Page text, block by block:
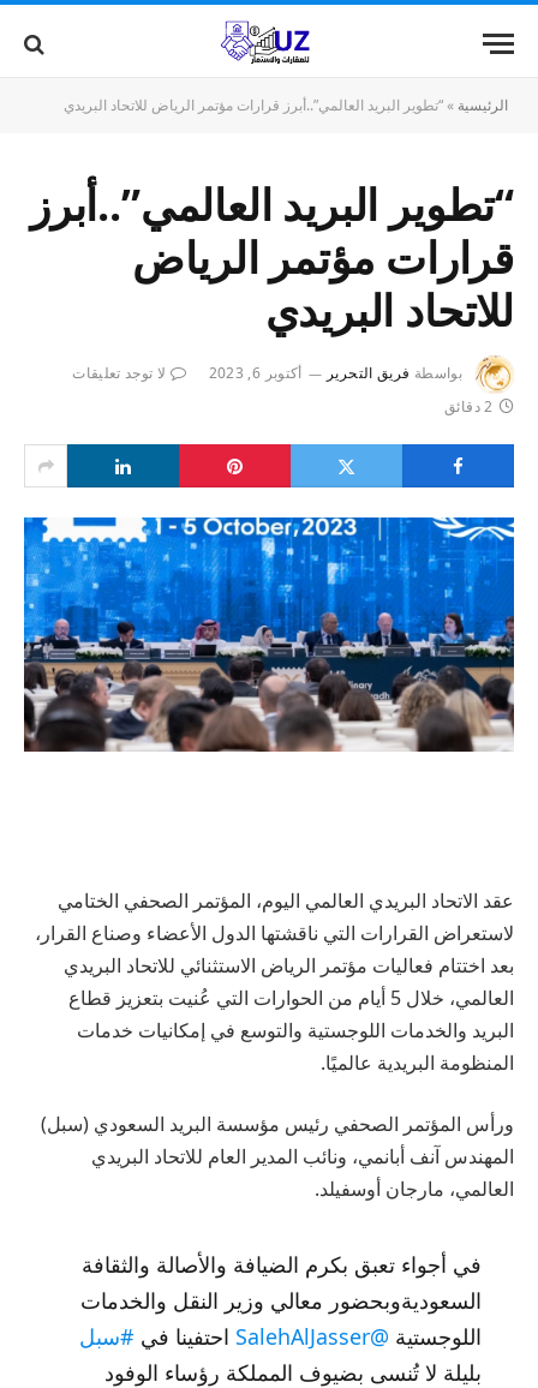
الرئيسية »“تطوير البريد العالمي”..أبرز قرارات مؤتمر الرياض للاتحاد البريدي
“تطوير البريد العالمي”..أبرز
قرارات مؤتمر الرياض
للاتحاد البريدي
بواسطة فريق التحرير أكتوبر 6, 2023
لا توجد تعليقات
2 دقائق
عقد الاتحاد البريدي العالمي اليوم، المؤتمر الصحفي الختامي
لاستعراض القرارات التي ناقشتها الدول الأعضاء وصناع القرار،
بعد اختتام فعاليات مؤتمر الرياض الاستثنائي للاتحاد البريدي
العالمي، خلال 5 أيام من الحوارات التي عُنيت بتعزيز قطاع
البريد والخدمات اللوجستية والتوسع في إمكانيات خدمات
المنظومة البريدية عالميًا.
ورأس المؤتمر الصحفي رئيس مؤسسة البريد السعودي (سبل)
المهندس آنف أبانمي، ونائب المدير العام للاتحاد البريدي
العالمي، مارجان أوسفيلد.
في أجواء تعبق بكرم الضيافة والأصالة والثقافة
السعوديةوبحضور معالي وزير النقل والخدمات
اللوجستية @SalehAlJasser احتفينا في #سبل
بليلة لا تُنسى بضيوف المملكة رؤساء الوفود